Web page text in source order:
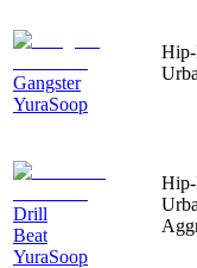
Gangster
YuraSoop
Hip-
Drill
Beat
YuraSoop
Hip-